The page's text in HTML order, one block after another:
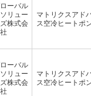
ーバル
リュー
株式会
社
マトリクスアド
ス空冷ヒートポ
ーバル
リュー
株式会
社
マトリクスアド
ス空冷ヒートポ